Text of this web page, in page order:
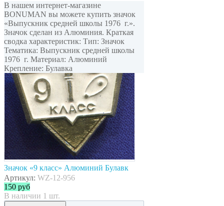
В нашем интернет-магазине
BONUMAN вы можете купить значок
«Выпускник средней школы 1976 г.».
Значок сделан из Алюминия. Краткая
сводка характеристик: Тип: Значок
Тематика: Выпускник средней школы
1976 г. Материал: Алюминий
Крепление: Булавка
Значок «9 класс» Алюминий Булавк
Артикул: WZ-12-956
150 руб
В наличии 1 шт.